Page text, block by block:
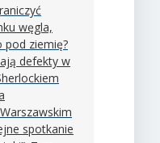
węgla,
pod ziemię?
defekty w
spotkanie